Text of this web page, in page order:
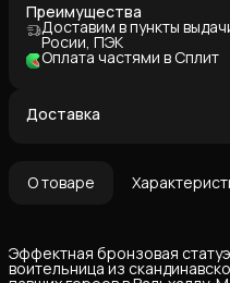
Преимущества
Доставим в пункты
Росии, ПЭК
Оплата частями в Сплит
Доставка
О товаре
Эффектная бронзовая
воительница из